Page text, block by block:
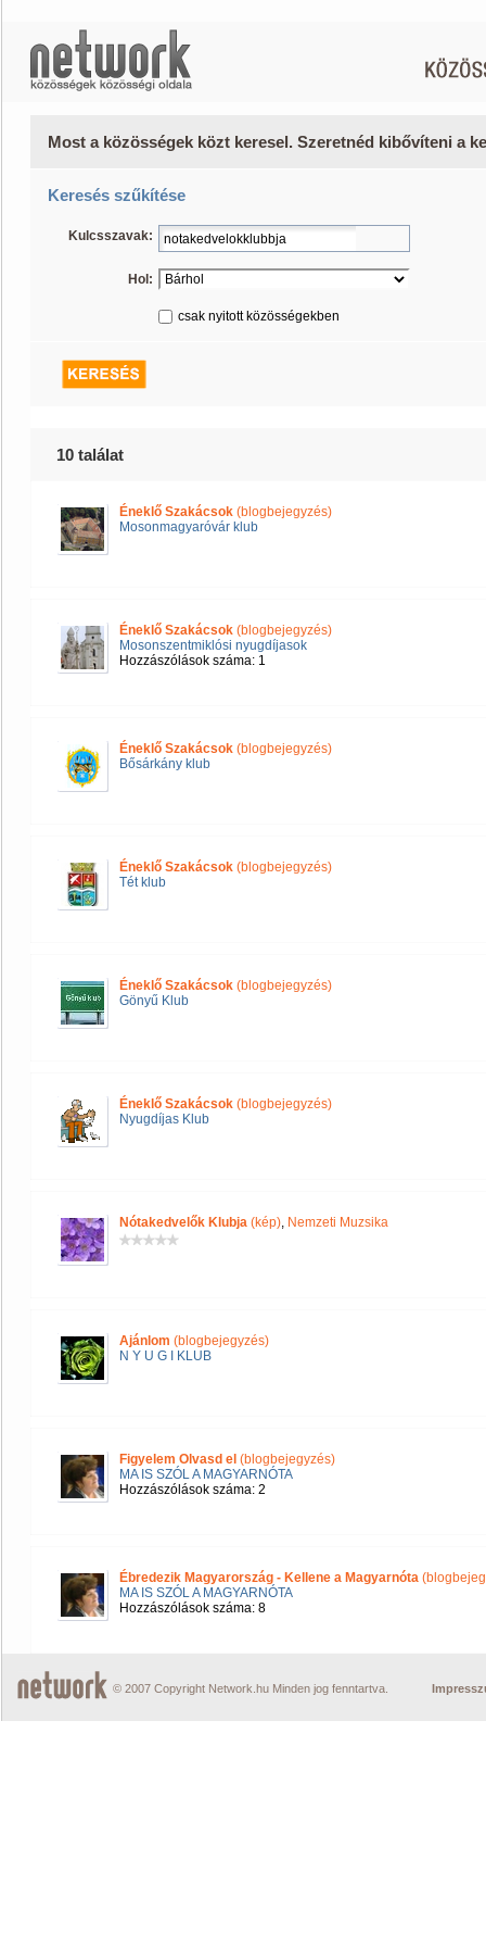
Most a közösségek közt keresel. Szeretnéd kibővíteni a
Keresés szűkítése
Kulcsszavak:
Hol:
csak nyitott közösségekben
10 találat
Éneklő Szakácsok (blogbejegyzés)
Mosonmagyaróvár klub
Éneklő Szakácsok (blogbejegyzés)
Mosonszentmiklósi nyugdíjasok
Hozzászólások száma: 1
Éneklő Szakácsok (blogbejegyzés)
Bősárkány klub
Éneklő Szakácsok (blogbejegyzés)
Tét klub
Éneklő Szakácsok (blogbejegyzés)
Gönyű Klub
Éneklő Szakácsok (blogbejegyzés)
Nyugdíjas Klub
Nótakedvelők Klubja (kép), Nemzeti Muzsika
Ajánlom (blogbejegyzés)
N Y U G I KLUB
Figyelem Olvasd el (blogbejegyzés)
MA IS SZÓL A MAGYARNÓTA
Hozzászólások száma: 2
Ébredezik Magyarország - Kellene a Magyarnóta
MA IS SZÓL A MAGYARNÓTA
Hozzászólások száma: 8
© 2007 Copyright Network.hu Minden jog fenntartva.